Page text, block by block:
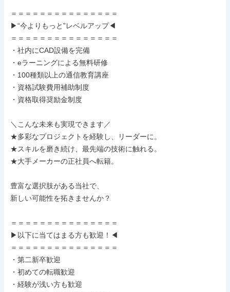
＝＝＝＝＝＝＝＝＝＝＝＝＝＝＝
▶“今よりもっと”レベルアップ◀
＝＝＝＝＝＝＝＝＝＝＝＝＝＝＝
・社内にCAD設備を完備
・eラーニングによる無料研修
・100種類以上の通信教育講座
・資格試験費用補助制度
・資格取得奨励金制度
＼こんな未来も実現できます／
★多彩なプロジェクトを経験し、リーダーに。
★スキルを磨き続け、最先端の技術に触れる。
★大手メーカーの正社員へ転籍。
豊富な選択肢がある当社で、
新しい可能性を拓きませんか？
＝＝＝＝＝＝＝＝＝＝＝＝＝＝＝
▶以下に当てはまる方も歓迎！◀
＝＝＝＝＝＝＝＝＝＝＝＝＝＝＝
・第二新卒歓迎
・初めての転職歓迎
・経験が浅い方も歓迎